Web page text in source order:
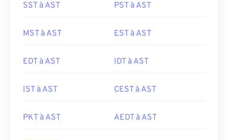
SST à AST PST à AST
MST à AST EST à AST
EDT à AST IDT à AST
IST à AST CEST à AST
PKT à AST AEDT à AST